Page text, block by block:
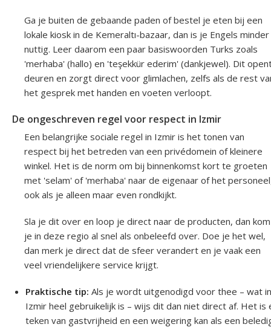
Ga je buiten de gebaande paden of bestel je eten bij een
lokale kiosk in de Kemeraltı-bazaar, dan is je Engels minder
nuttig. Leer daarom een paar basiswoorden Turks zoals
'merhaba' (hallo) en 'teşekkür ederim' (dankjewel). Dit
deuren en zorgt direct voor glimlachen, zelfs als de rest
het gesprek met handen en voeten verloopt.
De ongeschreven regel voor respect in Izmir
Een belangrijke sociale regel in Izmir is het tonen van
respect bij het betreden van een privédomein of kleinere
winkel. Het is de norm om bij binnenkomst kort te groeten
met 'selam' of 'merhaba' naar de eigenaar of het
ook als je alleen maar even rondkijkt.
Sla je dit over en loop je direct naar de producten, dan kom
je in deze regio al snel als onbeleefd over. Doe je het wel,
dan merk je direct dat de sfeer verandert en je vaak een
veel vriendelijkere service krijgt.
Praktische tip: Als je wordt uitgenodigd voor thee – wat
Izmir heel gebruikelijk is – wijs dit dan niet direct af. Het is
teken van gastvrijheid en een weigering kan als een